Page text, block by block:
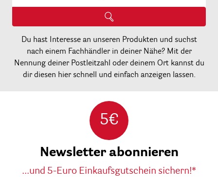
Du hast Interesse an unseren Produkten und suchst
nach einem Fachhändler in deiner Nähe? Mit der
Nennung deiner Postleitzahl oder deinem Ort kannst du
dir diesen hier schnell und einfach anzeigen lassen.
5€
Newsletter abonnieren
...und 5-Euro Einkaufsgutschein sichern!*